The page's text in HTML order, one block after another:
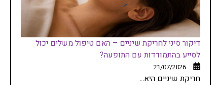
דיקור סיני לחריקת שיניים – האם טיפול משלים יכול
לסייע בהתמודדות עם התופעה?
21/07/2026
חריקת שיניים היא...